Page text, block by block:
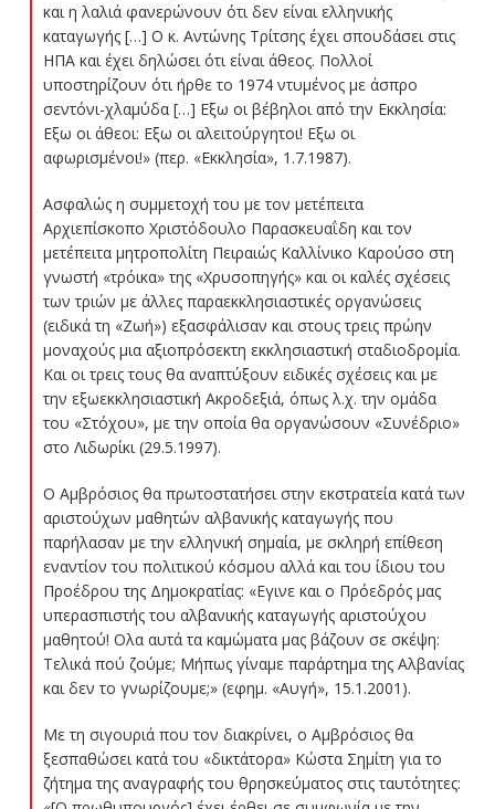
και η λαλιά φανερώνουν ότι δεν είναι ελληνικής
καταγωγής […] Ο κ. Αντώνης Τρίτσης έχει σπουδάσει στις
ΗΠΑ και έχει δηλώσει ότι είναι άθεος. Πολλοί
υποστηρίζουν ότι ήρθε το 1974 ντυμένος με άσπρο
σεντόνι-χλαμύδα […] Εξω οι βέβηλοι από την Εκκλησία:
Εξω οι άθεοι: Εξω οι αλειτούργητοι! Εξω οι
αφωρισμένοι!» (περ. «Εκκλησία», 1.7.1987).
Ασφαλώς η συμμετοχή του με τον μετέπειτα
Αρχιεπίσκοπο Χριστόδουλο Παρασκευαΐδη και τον
μετέπειτα μητροπολίτη Πειραιώς Καλλίνικο Καρούσο στη
γνωστή «τρόικα» της «Χρυσοπηγής» και οι καλές σχέσεις
των τριών με άλλες παραεκκλησιαστικές οργανώσεις
(ειδικά τη «Ζωή») εξασφάλισαν και στους τρεις πρώην
μοναχούς μια αξιοπρόσεκτη εκκλησιαστική σταδιοδρομία.
Και οι τρεις τους θα αναπτύξουν ειδικές σχέσεις και με
την εξωεκκλησιαστική Ακροδεξιά, όπως λ.χ. την ομάδα
του «Στόχου», με την οποία θα οργανώσουν «Συνέδριο»
στο Λιδωρίκι (29.5.1997).
Ο Αμβρόσιος θα πρωτοστατήσει στην εκστρατεία κατά των
αριστούχων μαθητών αλβανικής καταγωγής που
παρήλασαν με την ελληνική σημαία, με σκληρή επίθεση
εναντίον του πολιτικού κόσμου αλλά και του ίδιου του
Προέδρου της Δημοκρατίας: «Εγινε και ο Πρόεδρός μας
υπερασπιστής του αλβανικής καταγωγής αριστούχου
μαθητού! Ολα αυτά τα καμώματα μας βάζουν σε σκέψη:
Τελικά πού ζούμε; Μήπως γίναμε παράρτημα της Αλβανίας
και δεν το γνωρίζουμε;» (εφημ. «Αυγή», 15.1.2001).
Με τη σιγουριά που τον διακρίνει, ο Αμβρόσιος θα
ξεσπαθώσει κατά του «δικτάτορα» Κώστα Σημίτη για το
ζήτημα της αναγραφής του θρησκεύματος στις ταυτότητες: